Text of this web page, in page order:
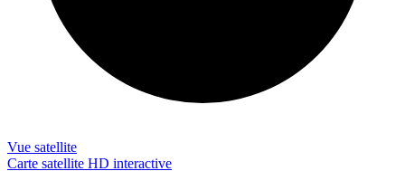
Vue satellite
Carte satellite HD interactive